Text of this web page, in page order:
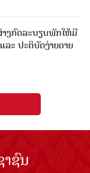
ງກົດລະບຽບພັກໃຫ້ມີ
ລະ ປະຕິບັດງ່າຍດາຍ
ຊົນ